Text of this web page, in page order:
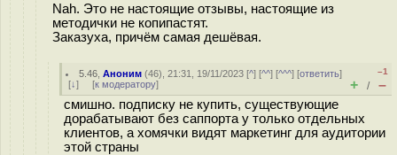
Nah. Это не настоящие отзывы, настоящие из
методички не копипастят.
Заказуха, причём самая дешёвая.
5.46 ,Аноним (46), 21:31, 19/11/2023 [^] [^^] [^^^] [ответить]
[↓] [к модератору]
–1
+ / –
смишно. подписку не купить, существующие
дорабатывают без саппорта у только отдельных
клиентов, а хомячки видят маркетинг для аудитории
этой страны